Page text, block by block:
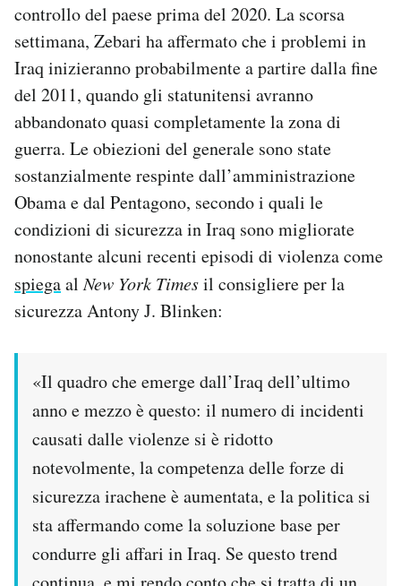
controllo del paese prima del 2020. La scorsa
settimana, Zebari ha affermato che i problemi in
Iraq inizieranno probabilmente a partire dalla fine
del 2011, quando gli statunitensi avranno
abbandonato quasi completamente la zona di
guerra. Le obiezioni del generale sono state
sostanzialmente respinte dall’amministrazione
Obama e dal Pentagono, secondo i quali le
condizioni di sicurezza in Iraq sono migliorate
nonostante alcuni recenti episodi di violenza come
spiegaalNew York Timesil consigliere per la
sicurezza Antony J. Blinken:
«Il quadro che emerge dall’Iraq dell’ultimo
anno e mezzo è questo: il numero di incidenti
causati dalle violenze si è ridotto
notevolmente, la competenza delle forze di
sicurezza irachene è aumentata, e la politica si
sta affermando come la soluzione base per
condurre gli affari in Iraq. Se questo trend